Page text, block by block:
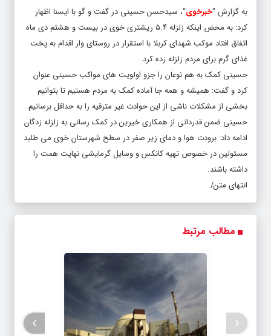
به گزارش “خبرخوی“، سیدحسن حسینی در گفت و گو با ایسنا اظهار
کرد: به محض اینکه زلزله ۵.۴ ریشتری خوی در بیست و هشتم دی ماه
اتفاق افتاد موکب شهدای کربلا با استقرار در روستای وار اقدام به پخت
غذای گرم برای مردم زلزله زده کرد.
حسینی کمک به هم نوعان را جزو اولویت های مواکب حسینی عنوان
کرد و گفت: همیشه و همه جا آماده کمک به مردم هستیم تا بتوانیم
بخشی از مشکلات ناشی از این حوادث غیر مترقیه را به حداقل برسانیم.
حسینی ضمن قدردانی از همکاری خیرین در کمک رسانی به زلزله زدگان
ادامه داد: برودت هوا و دمای زیر صفر در سطح شهرستان خوی می طلبد
مسئولین در خصوص تهیه کانکس و وسایل گرمایشی نهایت همت را
داشته باشند.
انتهای متن/
مطالب مرتبط
‹
›